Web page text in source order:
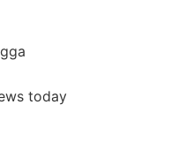
today